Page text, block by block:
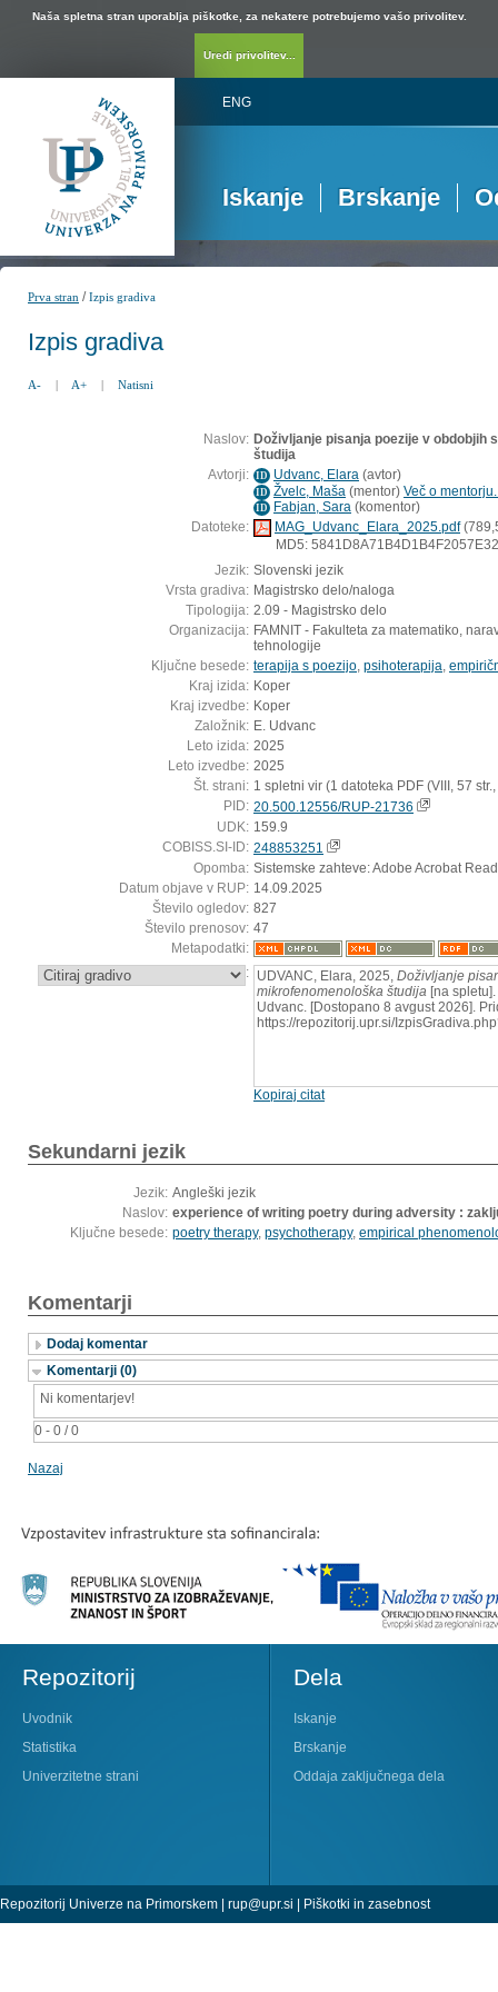
Naša spletna stran uporablja piškotke, za nekatere potrebujemo vašo privolitev.
Uredi privolitev...
ENG
Iskanje Brskanje
Prva stran /Izpis gradiva
Izpis gradiva
A- | A+ | Natisni
Naslov: Doživljanje pisanja poezije v obdobjih
študija
Avtorji: ID Udvanc, Elara (avtor)
ID Žvelc, Maša (mentor) Več o
ID Fabjan, Sara (komentor)
Datoteke:
MAG_Udvanc_Elara_2025.pdf
MD5:
Jezik: Slovenski jezik
Vrsta gradiva: Magistrsko delo/naloga
Tipologija: 2.09 - Magistrsko delo
Organizacija: FAMNIT - Fakulteta za matematiko,
tehnologije
Ključne besede: terapija s poezijo psihoterapija
Kraj izida: Koper
Kraj izvedbe: Koper
Založnik: E. Udvanc
Leto izida: 2025
Leto izvedbe: 2025
Št. strani: 1 spletni vir (1 datoteka PDF (VIII, 57
PID: 20.500.12556/RUP-21736
UDK: 159.9
COBISS.SI-ID: 248853251
Opomba: Sistemske zahteve: Adobe Acrobat
Datum objave v RUP: 14.09.2025
Število ogledov: 827
Število prenosov: 47
Metapodatki:
: UDVANC, Elara, 2025, Doživljanje
mikrofenomenološka študija [na
Udvanc. [Dostopano 8 avgust 2026].
https://repozitorij.upr.si/
Kopiraj citat
Sekundarni jezik
Jezik: Angleški jezik
Naslov: experience of writing poetry during adversity :
Ključne besede: poetry therapy, psychotherapy, empirical
Komentarji
Dodaj komentar
Komentarji (0)
0 - 0 / 0
Ni komentarjev!
Nazaj
Repozitorij
Uvodnik
Statistika
Univerzitetne strani
Dela
Iskanje
Brskanje
Oddaja zaključnega dela
Repozitorij Univerze na Primorskem | rup@upr.si Piškotki in zasebnost